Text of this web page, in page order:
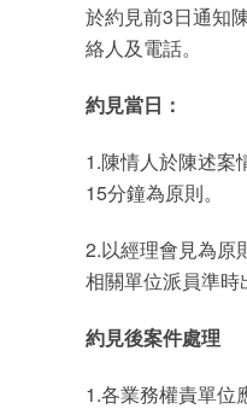
於約見前3日通知
絡人及電話。
約見當日：
1.陳情人於陳述案
15分鐘為原則。
2.以經理會見為原
相關單位派員準
約見後案件處理
1.各業務權責單位